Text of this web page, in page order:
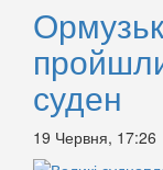
суден
19 Червня, 17:26